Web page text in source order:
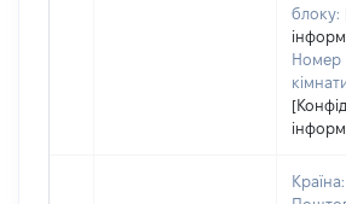
блоку:
Номер
Країна: